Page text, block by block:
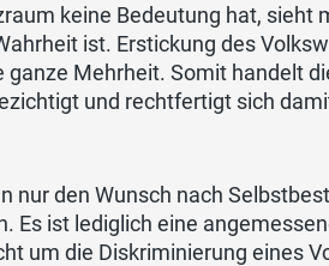
keine Bedeutung hat, sieht
ist. Erstickung des
Mehrheit. Somit handelt
und rechtfertigt sich
nur den Wunsch nach
Es ist lediglich eine
um die Diskriminierung eines